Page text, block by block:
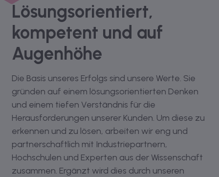
Lösungsorientiert,
kompetent und auf
Augenhöhe
Die Basis unseres Erfolgs sind unsere Werte. Sie
gründen auf einem lösungsorientierten Denken
und einem tiefen Verständnis für die
Herausforderungen unserer Kunden. Um diese zu
erkennen und zu lösen, arbeiten wir eng und
partnerschaftlich mit Industriepartnern,
Hochschulen und Experten aus der Wissenschaft
zusammen. Ergänzt wird dies durch unseren